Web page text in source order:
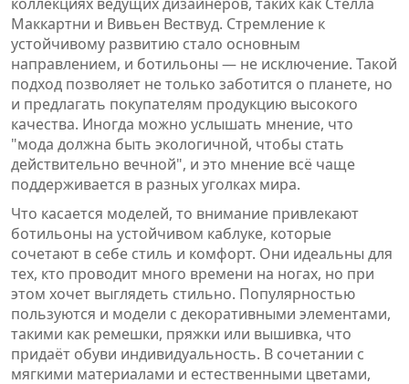
Маккартни и Вивьен Вествуд. Стремление к
устойчивому развитию стало основным
направлением, и ботильоны — не исключение. Такой
подход позволяет не только заботится о планете, но
и предлагать покупателям продукцию высокого
качества. Иногда можно услышать мнение, что
"мода должна быть экологичной, чтобы стать
действительно вечной", и это мнение всё чаще
поддерживается в разных уголках мира.
Что касается моделей, то внимание привлекают
ботильоны на устойчивом каблуке, которые
сочетают в себе стиль и комфорт. Они идеальны для
тех, кто проводит много времени на ногах, но при
этом хочет выглядеть стильно. Популярностью
пользуются и модели с декоративными элементами,
такими как ремешки, пряжки или вышивка, что
придаёт обуви индивидуальность. В сочетании с
мягкими материалами и естественными цветами,